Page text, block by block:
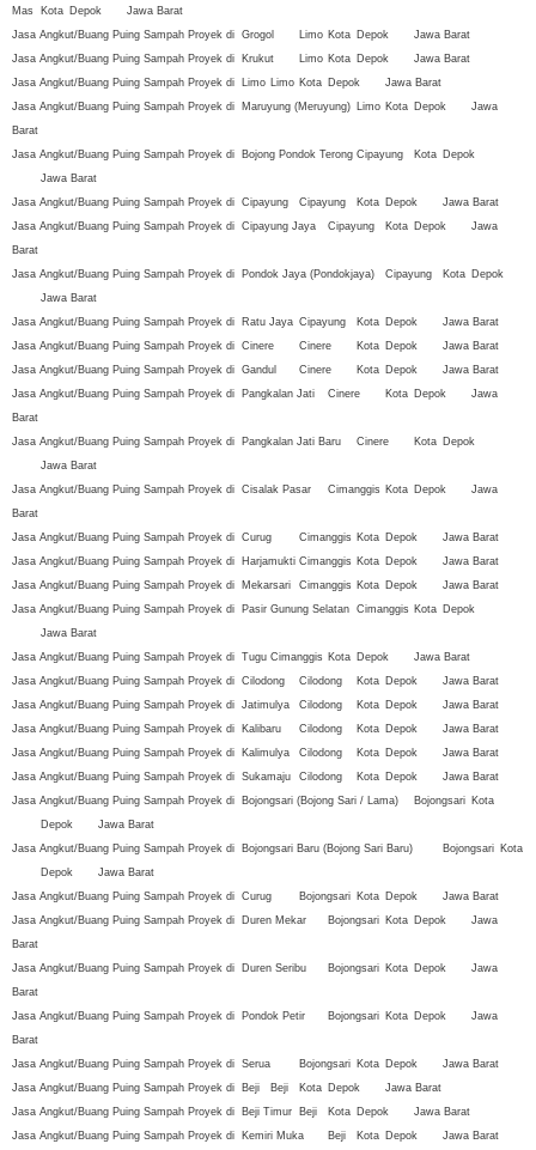
Mas
Kota Depok
Jawa Barat
Jasa Angkut/Buang Puing Sampah Proyek di Grogol Limo Kota Depok
Jawa Barat
Jasa Angkut/Buang Puing Sampah Proyek di
Krukut Limo Kota Depok
Jawa Barat
Jasa Angkut/Buang Puing Sampah Proyek di
Limo Limo Kota Depok
Jawa Barat
Jasa Angkut/Buang Puing Sampah Proyek di
Maruyung (Meruyung) Limo Kota Depok
Jawa
Barat
Jasa Angkut/Buang Puing Sampah Proyek di
Bojong Pondok Terong Cipayung Kota Depok
Jawa Barat
Jasa Angkut/Buang Puing Sampah Proyek di Cipayung Cipayung Kota Depok
Jawa Barat
Jasa Angkut/Buang Puing Sampah Proyek di Cipayung Jaya Cipayung Kota Depok
Jawa
Barat
Jasa Angkut/Buang Puing Sampah Proyek di
Pondok Jaya (Pondokjaya) Cipayung Kota Depok
Jawa Barat
Jasa Angkut/Buang Puing Sampah Proyek di
Ratu Jaya Cipayung Kota Depok
Jawa Barat
Jasa Angkut/Buang Puing Sampah Proyek di Cinere Cinere Kota Depok
Jawa Barat
Jasa Angkut/Buang Puing Sampah Proyek di Gandul Cinere Kota Depok
Jawa Barat
Jasa Angkut/Buang Puing Sampah Proyek di
Pangkalan Jati Cinere Kota Depok
Jawa
Barat
Jasa Angkut/Buang Puing Sampah Proyek di
Pangkalan Jati Baru Cinere Kota Depok
Jawa Barat
Jasa Angkut/Buang Puing Sampah Proyek di Cisalak Pasar Cimanggis Kota Depok
Jawa
Barat
Jasa Angkut/Buang Puing Sampah Proyek di Curug Cimanggis Kota Depok
Jawa Barat
Jasa Angkut/Buang Puing Sampah Proyek di
Harjamukti Cimanggis Kota Depok
Jawa Barat
Jasa Angkut/Buang Puing Sampah Proyek di
Mekarsari Cimanggis Kota Depok
Jawa Barat
Jasa Angkut/Buang Puing Sampah Proyek di
Pasir Gunung Selatan Cimanggis Kota Depok
Jawa Barat
Jasa Angkut/Buang Puing Sampah Proyek di Tugu Cimanggis Kota Depok
Jawa Barat
Jasa Angkut/Buang Puing Sampah Proyek di Cilodong Cilodong Kota Depok
Jawa Barat
Jasa Angkut/Buang Puing Sampah Proyek di Jatimulya Cilodong Kota Depok
Jawa Barat
Jasa Angkut/Buang Puing Sampah Proyek di
Kalibaru Cilodong Kota Depok
Jawa Barat
Jasa Angkut/Buang Puing Sampah Proyek di
Kalimulya Cilodong Kota Depok
Jawa Barat
Jasa Angkut/Buang Puing Sampah Proyek di Sukamaju Cilodong Kota Depok
Jawa Barat
Jasa Angkut/Buang Puing Sampah Proyek di
Bojongsari (Bojong Sari / Lama) Bojongsari Kota
Depok
Jawa Barat
Jasa Angkut/Buang Puing Sampah Proyek di
Bojongsari Baru (Bojong Sari Baru) Bojongsari Kota
Depok
Jawa Barat
Jasa Angkut/Buang Puing Sampah Proyek di Curug Bojongsari Kota Depok
Jawa Barat
Jasa Angkut/Buang Puing Sampah Proyek di
Duren Mekar Bojongsari Kota Depok
Jawa
Barat
Jasa Angkut/Buang Puing Sampah Proyek di
Duren Seribu Bojongsari Kota Depok
Jawa
Barat
Jasa Angkut/Buang Puing Sampah Proyek di
Pondok Petir Bojongsari Kota Depok
Jawa
Barat
Jasa Angkut/Buang Puing Sampah Proyek di Serua Bojongsari Kota Depok
Jawa Barat
Jasa Angkut/Buang Puing Sampah Proyek di
Beji Beji Kota Depok
Jawa Barat
Jasa Angkut/Buang Puing Sampah Proyek di
Beji Timur Beji Kota Depok
Jawa Barat
Jasa Angkut/Buang Puing Sampah Proyek di
Kemiri Muka Beji Kota Depok
Jawa Barat